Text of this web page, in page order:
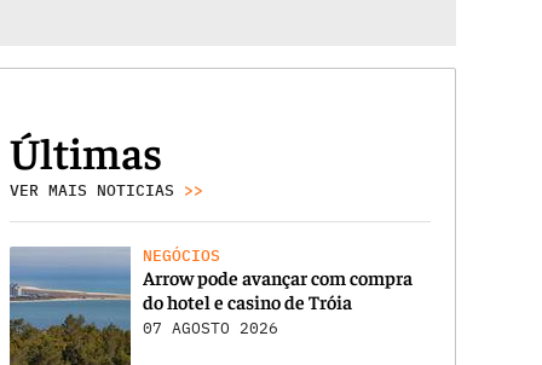
Últimas
VER MAIS NOTICIAS >>
NEGÓCIOS
Arrow pode avançar com compra
do hotel e casino de Tróia
07 AGOSTO 2026